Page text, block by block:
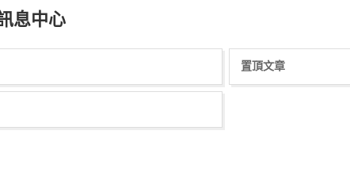
息中心
置頂文章